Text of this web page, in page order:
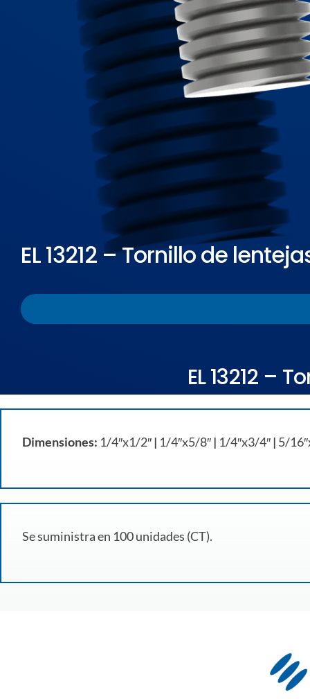
EL 13212 – Tornillo de
EL 13212 –
Dimensiones: 1/4″x1/2″| 1/4″x5/8″| 1/4″x3/4″| 5/
Se suministra en 100 unidades (CT).